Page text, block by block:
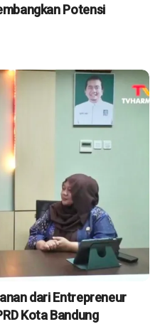
Potensi
dari Entrepreneur
Kota Bandung